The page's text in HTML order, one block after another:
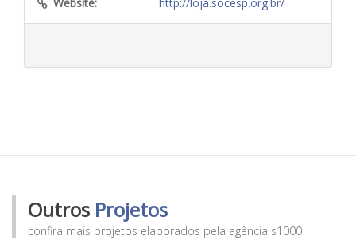
Outros Projetos
confira mais projetos elaborados pela agência s1000